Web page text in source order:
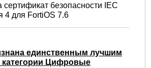
сертификат безопасности IEC
4 для FortiOS 7.6
единственным лучшим
Цифровые